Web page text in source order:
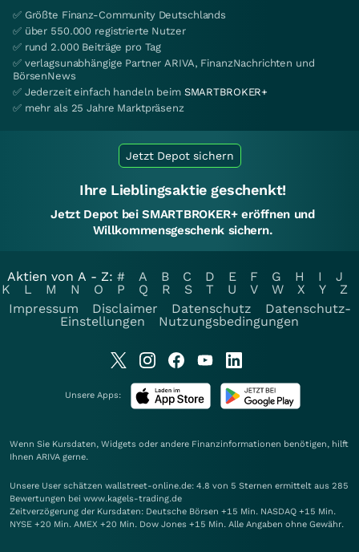
✅ Größte Finanz-Community Deutschlands
✅ über 550.000 registrierte Nutzer
✅ rund 2.000 Beiträge pro Tag
✅ verlagsunabhängige Partner ARIVA, FinanzNachrichten und
BörsenNews
✅ Jederzeit einfach handeln beim SMARTBROKER+
✅ mehr als 25 Jahre Marktpräsenz
Jetzt Depot sichern
Ihre Lieblingsaktie geschenkt!
Jetzt Depot bei SMARTBROKER+ eröffnen und
Willkommensgeschenk sichern.
Aktien von A - Z: # A B C D E F G H I
J
K
L M N O P Q R S T U V W X Y
Z
Impressum
Disclaimer Datenschutz
Datenschutz-
Einstellungen
Nutzungsbedingungen
Unsere Apps:
Wenn Sie Kursdaten, Widgets oder andere Finanzinformationen benötigen, hilft
Ihnen ARIVA gerne.
Unsere User schätzen wallstreet-online.de: 4.8 von 5 Sternen ermittelt aus 285
Bewertungen bei www.kagels-trading.de
Zeitverzögerung der Kursdaten: Deutsche Börsen +15 Min. NASDAQ +15 Min.
NYSE +20 Min. AMEX +20 Min. Dow Jones +15 Min. Alle Angaben ohne Gewähr.